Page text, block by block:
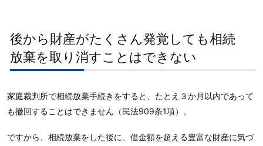
後から財産がたくさん発覚しても相続
放棄を取り消すことはできない
家庭裁判所で相続放棄手続きをすると、たとえ３か月以内であって
も撤回することはできません（民法909条1項）。
ですから、相続放棄をした後に、借金額を超える豊富な財産に気づ